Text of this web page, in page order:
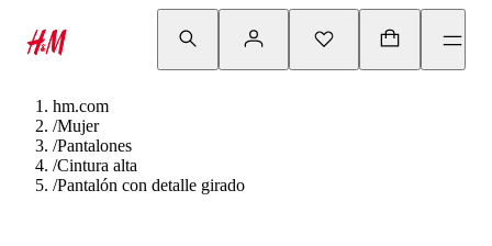
hm.com
/Mujer
/Pantalones
/Cintura alta
/Pantalón con detalle girado